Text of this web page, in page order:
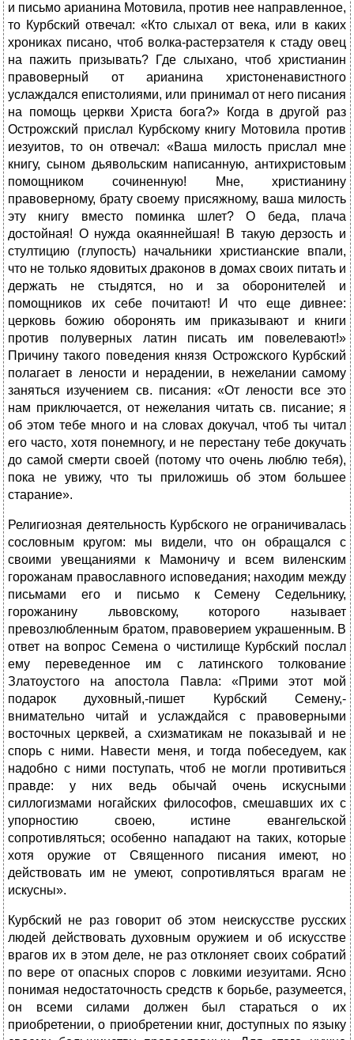
и письмо арианина Мотовила, против нее направленное,
то Курбский отвечал: «Кто слыхал от века, или в каких
хрониках писано, чтоб волка-растерзателя к стаду овец
на пажить призывать? Где слыхано, чтоб христианин
правоверный от арианина христоненавистного
услаждался епистолиями, или принимал от него писания
на помощь церкви Христа бога?» Когда в другой раз
Острожский прислал Курбскому книгу Мотовила против
иезуитов, то он отвечал: «Ваша милость прислал мне
книгу, сыном дьявольским написанную, антихристовым
помощником сочиненную! Мне, христианину
правоверному, брату своему присяжному, ваша милость
эту книгу вместо поминка шлет? О беда, плача
достойная! О нужда окаяннейшая! В такую дерзость и
стултицию (глупость) начальники христианские впали,
что не только ядовитых драконов в домах своих питать и
держать не стыдятся, но и за оборонителей и
помощников их себе почитают! И что еще дивнее:
церковь божию оборонять им приказывают и книги
против полуверных латин писать им повелевают!»
Причину такого поведения князя Острожского Курбский
полагает в лености и нерадении, в нежелании самому
заняться изучением св. писания: «От лености все это
нам приключается, от нежелания читать св. писание; я
об этом тебе много и на словах докучал, чтоб ты читал
его часто, хотя понемногу, и не перестану тебе докучать
до самой смерти своей (потому что очень люблю тебя),
пока не увижу, что ты приложишь об этом большее
старание».
Религиозная деятельность Курбского не ограничивалась
сословным кругом: мы видели, что он обращался с
своими увещаниями к Мамоничу и всем виленским
горожанам православного исповедания; находим между
письмами его и письмо к Семену Седельнику,
горожанину львовскому, которого называет
превозлюбленным братом, правоверием украшенным. В
ответ на вопрос Семена о чистилище Курбский послал
ему переведенное им с латинского толкование
Златоустого на апостола Павла: «Прими этот мой
подарок духовный,-пишет Курбский Семену,-
внимательно читай и услаждайся с правоверными
восточных церквей, а схизматикам не показывай и не
спорь с ними. Навести меня, и тогда побеседуем, как
надобно с ними поступать, чтоб не могли противиться
правде: у них ведь обычай очень искусными
силлогизмами ногайских философов, смешавших их с
упорностию своею, истине евангельской
сопротивляться; особенно нападают на таких, которые
хотя оружие от Священного писания имеют, но
действовать им не умеют, сопротивляться врагам не
искусны».
Курбский не раз говорит об этом неискусстве русских
людей действовать духовным оружием и об искусстве
врагов их в этом деле, не раз отклоняет своих собратий
по вере от опасных споров с ловкими иезуитами. Ясно
понимая недостаточность средств к борьбе, разумеется,
он всеми силами должен был стараться о их
приобретении, о приобретении книг, доступных по языку